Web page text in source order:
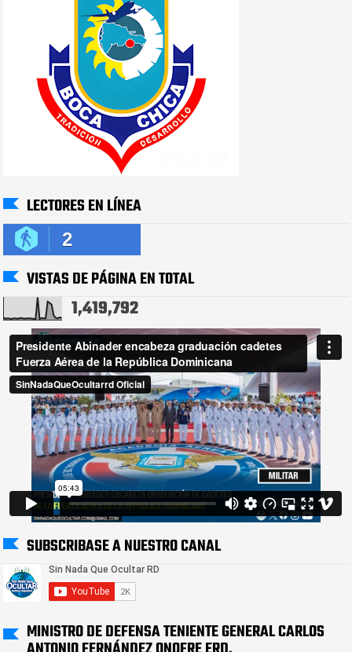
LECTORES EN LÍNEA
2
VISTAS DE PÁGINA EN TOTAL
1,419,792
SUBSCRIBASE A NUESTRO CANAL
MINISTRO DE DEFENSA TENIENTE GENERAL CARLOS